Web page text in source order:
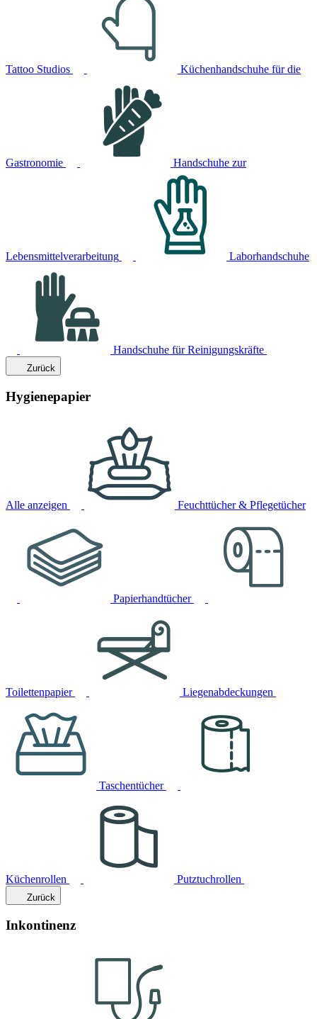
Tattoo Studios Küchenhandschuhe für die
Gastronomie Handschuhe zur
Lebensmittelverarbeitung Laborhandschuhe
Handschuhe für Reinigungskräfte
Zurück
Hygienepapier
Alle anzeigen Feuchttücher & Pflegetücher
Papierhandtücher
Toilettenpapier Liegenabdeckungen
Taschentücher
Küchenrollen Putztuchrollen
Zurück
Inkontinenz